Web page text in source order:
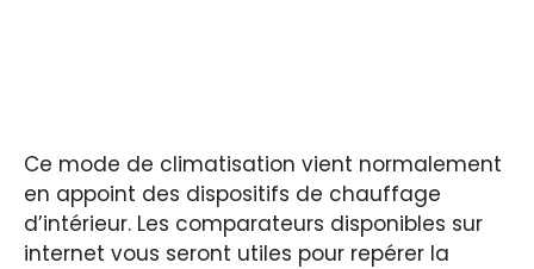
Ce mode de climatisation vient normalement
en appoint des dispositifs de chauffage
d’intérieur. Les comparateurs disponibles sur
internet vous seront utiles pour repérer la